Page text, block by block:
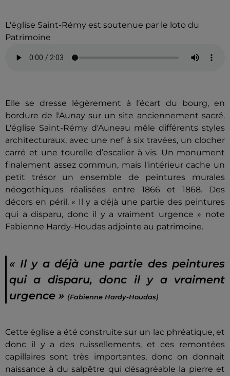
L'église Saint-Rémy est soutenue par le loto du
Patrimoine
Elle se dresse légèrement à l’écart du bourg, en
bordure de l'Aunay sur un site anciennement sacré.
L'église Saint-Rémy d'Auneau mêle différents styles
architecturaux, avec une nef à six travées, un clocher
carré et une tourelle d’escalier à vis. Un monument
finalement assez commun, mais l'intérieur cache un
petit trésor un ensemble de peintures murales
néogothiques réalisées entre 1866 et 1868. Des
décors en péril. « Il y a déjà une partie des peintures
qui a disparu, donc il y a vraiment urgence » note
Fabienne Hardy-Houdas adjointe au patrimoine.
« Il y a déjà une partie des peintures
qui a disparu, donc il y a vraiment
urgence » (Fabienne Hardy-Houdas)
Cette église a été construite sur un lac phréatique, et
donc il y a des ruissellements, et ces remontées
capillaires sont très importantes, donc on donnait
naissance à du salpêtre qui désagréable la pierre et